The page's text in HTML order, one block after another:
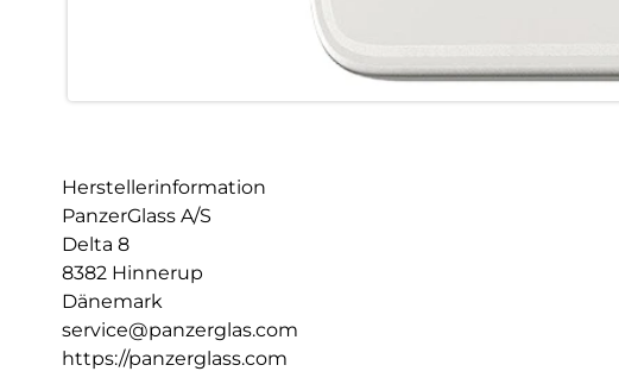
Herstellerinformation
PanzerGlass A/S
Delta 8
8382 Hinnerup
Dänemark
service@panzerglas.com
https://panzerglass.com